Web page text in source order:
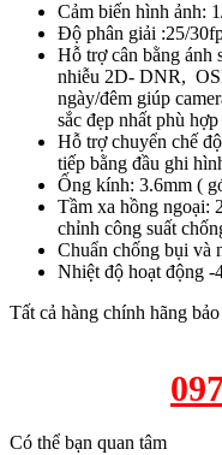
Cảm biến hình ảnh:
Độ phân giải :25/
Hỗ trợ cân bằng ánh
nhiễu 2D- DNR,
ngày/đêm giúp
sắc đẹp nhất phù
Hỗ trợ chuyển chế
tiếp bằng đầu ghi
Ống kính: 3.6mm (
Tầm xa hồng ngoại:
chỉnh công suất
Chuẩn chống bụi
Nhiệt độ hoạt động -
Tất cả hàng chính hãng
Có thể bạn quan tâm